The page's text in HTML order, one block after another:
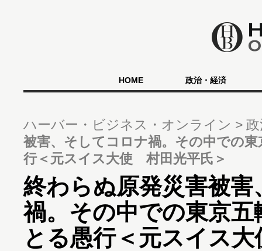
HOME 政治・経済
ハーバー・ビジネス・オンライン
被害、そしてコロナ禍。その中での
行＜元スイス大使 村田光平氏＞
終わらぬ原発災害被
禍。その中での東京
とる愚行＜元スイス